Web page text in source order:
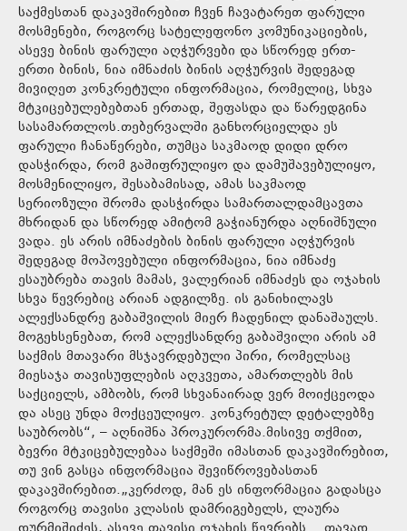
საქმესთან დაკავშირებით ჩვენ ჩავატარეთ ფარული
მოსმენები, როგორც სატელეფონო კომუნიკაციების,
ასევე ბინის ფარული აღჭურვები და სწორედ ერთ-
ერთი ბინის, ნია იმნაძის ბინის აღჭურვის შედეგად
მივიღეთ კონკრეტული ინფორმაცია, რომელიც, სხვა
მტკიცებულებებთან ერთად, შეფასდა და წარედგინა
სასამართლოს.თებერვალში განხორციელდა ეს
ფარული ჩანაწერები, თუმცა საკმაოდ დიდი დრო
დასჭირდა, რომ გაშიფრულიყო და დამუშავებულიყო,
მოსმენილიყო, შესაბამისად, ამას საკმაოდ
სერიოზული შრომა დასჭირდა სამართალდამცავთა
მხრიდან და სწორედ ამიტომ გაჭიანურდა აღნიშნული
ვადა. ეს არის იმნაძების ბინის ფარული აღჭურვის
შედეგად მოპოვებული ინფორმაცია, ნია იმნაძე
ესაუბრება თავის მამას, ვალერიან იმნაძეს და ოჯახის
სხვა წევრებიც არიან ადგილზე. ის განიხილავს
ალექსანდრე გაბაშვილის მიერ ჩადენილ დანაშაულს.
მოგეხსენებათ, რომ ალექსანდრე გაბაშვილი არის ამ
საქმის მთავარი მსჯავრდებული პირი, რომელსაც
მიესაჯა თავისუფლების აღკვეთა, ამართლებს მის
საქციელს, ამბობს, რომ სხვანაირად ვერ მოიქცეოდა
და ასეც უნდა მოქცეულიყო. კონკრეტულ დეტალებზე
საუბრობს“, – აღნიშნა პროკურორმა.მისივე თქმით,
ბევრი მტკიცებულებაა საქმეში იმასთან დაკავშირებით,
თუ ვინ გასცა ინფორმაცია შევიწროვებასთან
დაკავშირებით.„კერძოდ, მან ეს ინფორმაცია გადასცა
როგორც თავისი კლასის დამრიგებელს, ლაურა